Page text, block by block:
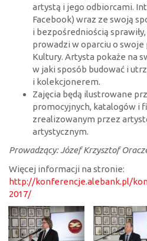
artystą i jego odbiorcami.
Facebook) wraz ze swoją
i bezpośredniością
prowadzi w oparciu o
Kultury. Artysta pokaże na
w jaki sposób budować i
i kolekcjonerem.
Zajęcia będą ilustrowane
promocyjnych, katalogów i
zrealizowanym przez
artystycznym.
Prowadzący: Józef Krzysztof
Więcej informacji na stronie:
http://konferencje.alebank.pl/
2017/